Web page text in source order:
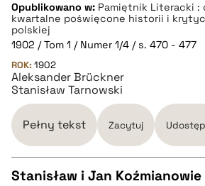
pobierz cytat
BIBTEX
pobierz cytat
Opublikowano w: Pamiętnik Literacki :
kwartalne poświęcone historii i
polskiej
1902 / Tom 1 / Numer 1/4 / s. 470 - 477
ROK: 1902
Aleksander Brückner
Stanisław Tarnowski
Pełny tekst Zacytuj
Stanisław i Jan Koźmianowie